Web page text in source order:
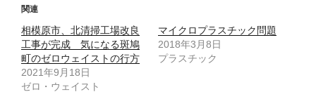
t
t
e
r
で
共
有
(
共
有
す
る
に
は
ク
リ
関連
相模原市、北清掃工場改良
工事が完成 気になる斑鳩
町のゼロウェイストの行方
2021年9月18日
ゼロ・ウェイスト
マイクロプラスチック問題
2018年3月8日
プラスチック